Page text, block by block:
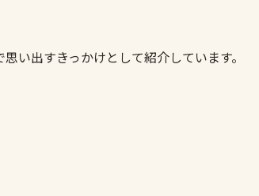
い出すきっかけとして紹介しています。